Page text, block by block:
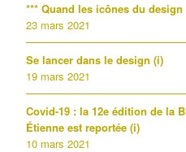
*** Quand les icônes du
23 mars 2021
Se lancer dans le design (i)
19 mars 2021
Covid-19 : la 12e édition de la
Étienne est reportée (i)
10 mars 2021